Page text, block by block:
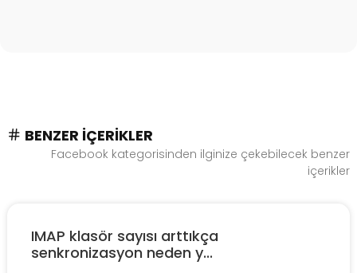
BENZER İÇERIKLER
Facebook kategorisinden ilginize çekebilecek benzer
içerikler
IMAP klasör sayısı arttıkça
senkronizasyon neden y...